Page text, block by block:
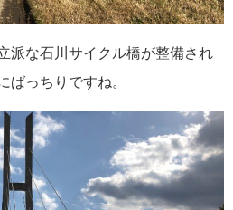
派な石川サイクル橋が整備され
ばっちりですね。